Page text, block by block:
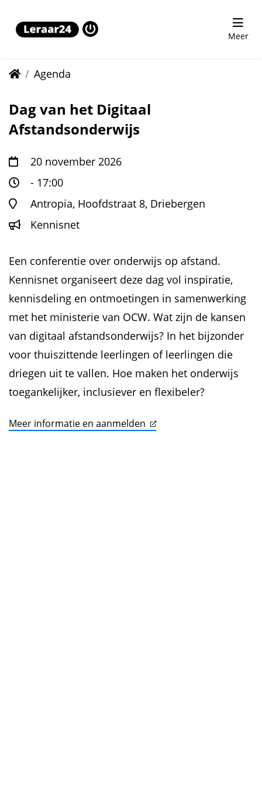
Meer
HomeAgenda
Dag van het Digitaal
Afstandsonderwijs
20 november 2026
- 17:00
Antropia, Hoofdstraat 8, Driebergen
Kennisnet
Een conferentie over onderwijs op afstand.
Kennisnet organiseert deze dag vol inspiratie,
kennisdeling en ontmoetingen in samenwerking
met het ministerie van OCW. Wat zijn de kansen
van digitaal afstandsonderwijs? In het bijzonder
voor thuiszittende leerlingen of leerlingen die
driegen uit te vallen. Hoe maken het onderwijs
toegankelijker, inclusiever en flexibeler?
Meer informatie en aanmelden